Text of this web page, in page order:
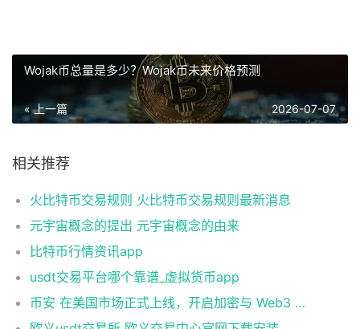
Wojak币总量是多少？Wojak币未来价格预测
« 上一篇 2026-07-07
相关推荐
火比特币交易规则 火比特币交易规则最新消息
元宇宙概念的提出 元宇宙概念的由来
比特币行情资讯app
usdt交易平台哪个靠谱_虚拟货币app
币安 在美国市场正式上线，开启加密与 Web3 创新的全新时代！